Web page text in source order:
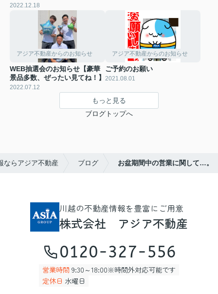
2022.12.18
アジア不動産からのお知らせ
WEB抽選会のお知らせ【豪華
景品多数、ぜったい見てね！】
2022.07.12
アジア不動産からのお知らせ
ご予約のお願い
2021.08.01
もっと見る
ブログトップへ
ならアジア不動産 ブログ お盆期間中の営業に関して…。
川越の不動産情報を豊富にご用意
株式会社 アジア不動産
0120-327-556
営業時間 9:30～18:00※時間外対応可能です
定休日 水曜日